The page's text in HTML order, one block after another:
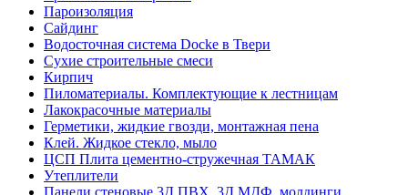
Пароизоляция
Сайдинг
Водосточная система Docke в Твери
Сухие строительные смеси
Кирпич
Пиломатериалы. Комплектующие к лестницам
Лакокрасочные материалы
Герметики, жидкие гвозди, монтажная пена
Клей. Жидкое стекло, мыло
ЦСП Плита цементно-стружечная ТАМАК
Утеплители
Панели стеновые 3Д ПВХ, 3Д МДФ, молдинги